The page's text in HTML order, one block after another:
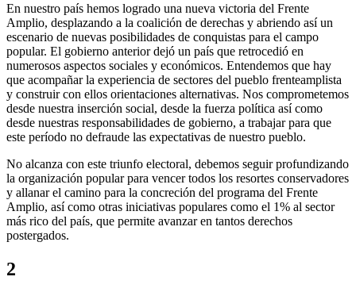
En nuestro país hemos logrado una nueva victoria del Frente
Amplio, desplazando a la coalición de derechas y abriendo así un
escenario de nuevas posibilidades de conquistas para el campo
popular. El gobierno anterior dejó un país que retrocedió en
numerosos aspectos sociales y económicos. Entendemos que hay
que acompañar la experiencia de sectores del pueblo frenteamplista
y construir con ellos orientaciones alternativas. Nos comprometemos
desde nuestra inserción social, desde la fuerza política así como
desde nuestras responsabilidades de gobierno, a trabajar para que
este período no defraude las expectativas de nuestro pueblo.
No alcanza con este triunfo electoral, debemos seguir profundizando
la organización popular para vencer todos los resortes conservadores
y allanar el camino para la concreción del programa del Frente
Amplio, así como otras iniciativas populares como el 1% al sector
más rico del país, que permite avanzar en tantos derechos
postergados.
2